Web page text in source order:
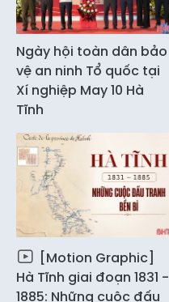
Ngày hội toàn dân bảo
vệ an ninh Tổ quốc tại
Xí nghiệp May 10 Hà
Tĩnh
[Motion Graphic]
Hà Tĩnh giai đoạn 1831 -
1885: Những cuộc đấu